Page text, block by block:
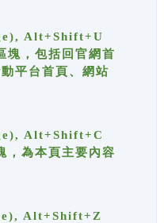
Alt+Shift+U
，包括回官網首
平台首頁、網站
Alt+Shift+C
為本頁主要內容
Alt+Shift+Z